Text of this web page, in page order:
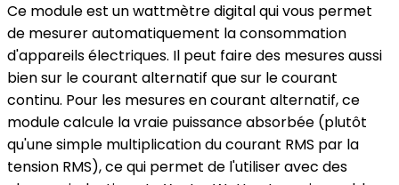
Ce module est un wattmètre digital qui vous permet
de mesurer automatiquement la consommation
d'appareils électriques. Il peut faire des mesures aussi
bien sur le courant alternatif que sur le courant
continu. Pour les mesures en courant alternatif, ce
module calcule la vraie puissance absorbée (plutôt
qu'une simple multiplication du courant RMS par la
tension RMS), ce qui permet de l'utiliser avec des